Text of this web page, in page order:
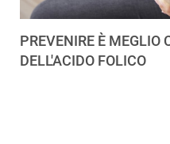
PREVENIRE È MEGLIO
DELL'ACIDO FOLICO